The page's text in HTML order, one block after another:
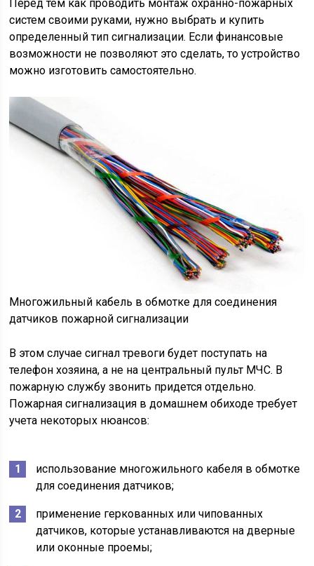
Перед тем как проводить монтаж охранно-пожарных
систем своими руками, нужно выбрать и купить
определенный тип сигнализации. Если финансовые
возможности не позволяют это сделать, то устройство
можно изготовить самостоятельно.
Многожильный кабель в обмотке для соединения
датчиков пожарной сигнализации
В этом случае сигнал тревоги будет поступать на
телефон хозяина, а не на центральный пульт МЧС. В
пожарную службу звонить придется отдельно.
Пожарная сигнализация в домашнем обиходе требует
учета некоторых нюансов:
использование многожильного кабеля в обмотке
для соединения датчиков;
применение геркованных или чипованных
датчиков, которые устанавливаются на дверные
или оконные проемы;